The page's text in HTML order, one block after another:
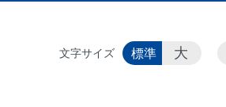
文字サイズ 標準 大